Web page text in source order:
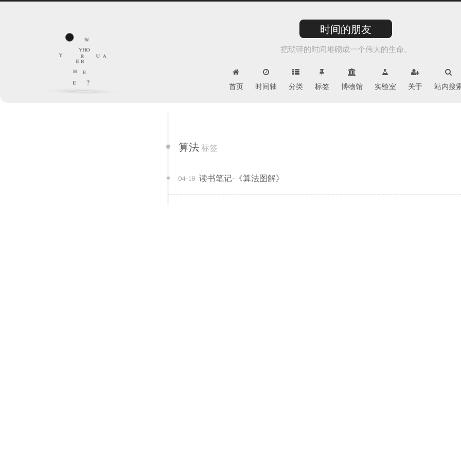
时间的朋友
把琐碎的时间堆砌成一个伟大的生命。
首页 时间轴 分类 标签 博物馆 实验室 关于 站内搜
w
h
y
y
o
u a
r
e
h
e
r
e
?
算法 标签
读书笔记-《算法图解》
04-18